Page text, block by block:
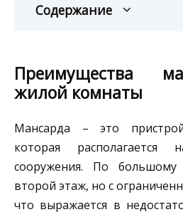
Содержание
Преимущества
жилой комнаты
Мансарда – это
которая
сооружения. По
второй этаж, но с
что выражается в